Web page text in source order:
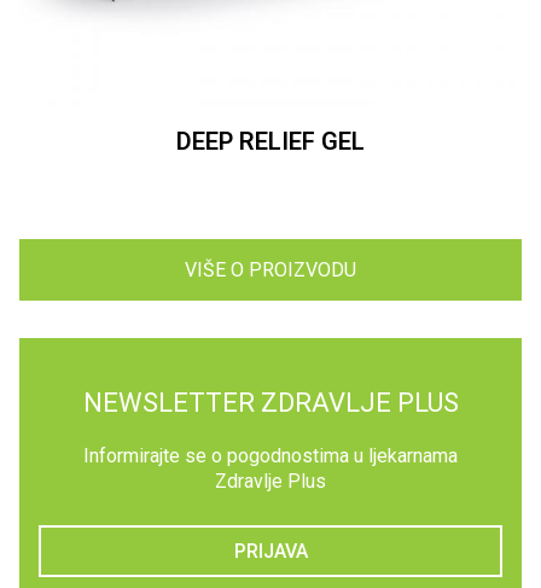
DEEP RELIEF GEL
VIŠE O PROIZVODU
NEWSLETTER ZDRAVLJE PLUS
Informirajte se o pogodnostima u ljekarnama
Zdravlje Plus
PRIJAVA